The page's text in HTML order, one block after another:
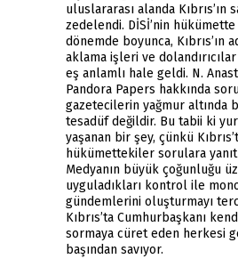
uluslararası alanda Kıbrıs’ın
zedelendi. DİSİ’nin
dönemde boyunca, Kıbrıs’ın
aklama işleri ve
eş anlamlı hale geldi. N.
Pandora Papers hakkında
gazetecilerin yağmur altında
tesadüf değildir. Bu tabii ki
yaşanan bir şey, çünkü
hükümettekiler sorulara
Medyanın büyük çoğunluğu
uyguladıkları kontrol ile
gündemlerini oluşturmayı
Kıbrıs’ta Cumhurbaşkanı
sormaya cüret eden herkesi
başından savıyor.